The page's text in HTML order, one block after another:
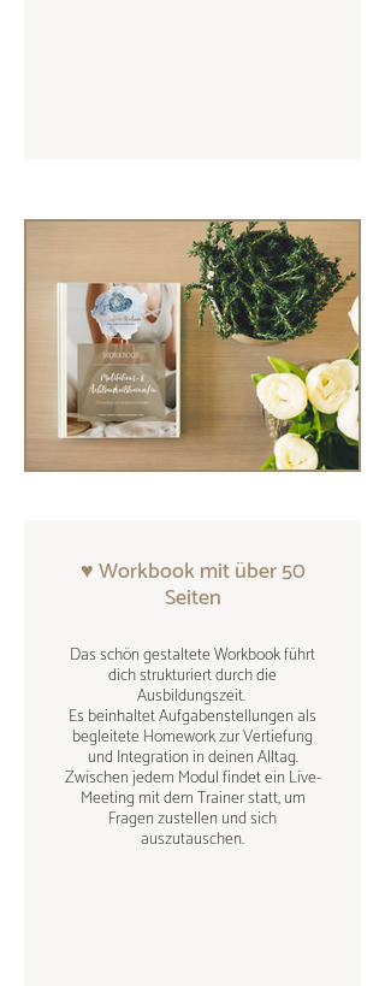
♥ Workbook mit über 50
Seiten
Das schön gestaltete Workbook führt
dich strukturiert durch die
Ausbildungszeit.
Es beinhaltet Aufgabenstellungen als
begleitete Homework zur Vertiefung
und Integration in deinen Alltag.
Zwischen jedem Modul findet ein Live-
Meeting mit dem Trainer statt, um
Fragen zustellen und sich
auszutauschen.